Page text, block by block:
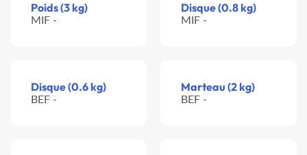
Poids (3 kg)
MIF -
Disque (0.8 kg)
MIF -
Disque (0.6 kg)
BEF -
Marteau (2 kg)
BEF -